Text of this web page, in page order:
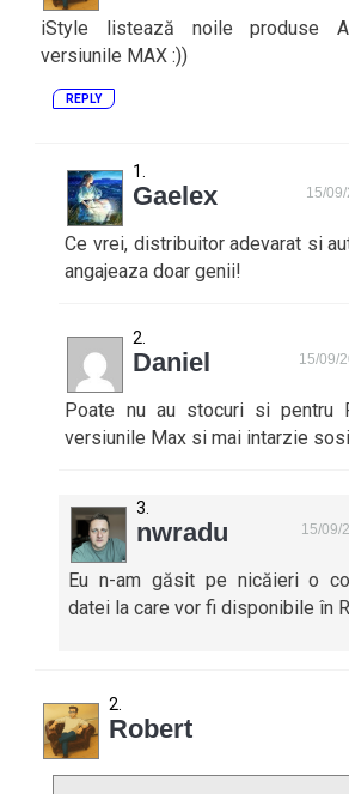
iStyle listează noile produse
versiunile MAX :))
REPLY
Gaelex 15/
Ce vrei, distribuitor adevarat si
angajeaza doar genii!
Daniel 15/09/
Poate nu au stocuri si pentru
versiunile Max si mai intarzie
nwradu 15/09/
Eu n-am găsit pe nicăieri o
datei la care vor fi disponibile în
Robert